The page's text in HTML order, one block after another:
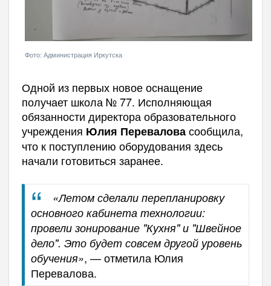
Фото: Администрация Иркутска
Одной из первых новое оснащение
получает школа № 77. Исполняющая
обязанности директора образовательного
учреждения Юлия Переваловасообщила,
что к поступлению оборудования здесь
начали готовиться заранее.
«Летом сделали перепланировку
основного кабинета технологии:
провели зонирование "Кухня" и "Швейное
дело". Это будет совсем другой уровень
обучения», — отметила Юлия
Перевалова.